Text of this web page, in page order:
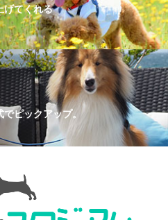
げてくれる
ピックアップ。